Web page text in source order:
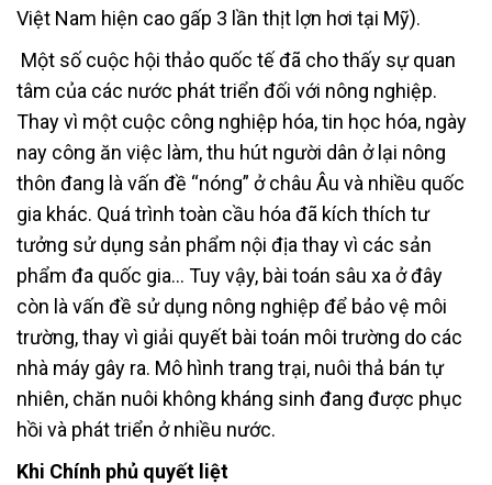
Việt Nam hiện cao gấp 3 lần thịt lợn hơi tại Mỹ).
Một số cuộc hội thảo quốc tế đã cho thấy sự quan
tâm của các nước phát triển đối với nông nghiệp.
Thay vì một cuộc công nghiệp hóa, tin học hóa, ngày
nay công ăn việc làm, thu hút người dân ở lại nông
thôn đang là vấn đề “nóng” ở châu Âu và nhiều quốc
gia khác. Quá trình toàn cầu hóa đã kích thích tư
tưởng sử dụng sản phẩm nội địa thay vì các sản
phẩm đa quốc gia… Tuy vậy, bài toán sâu xa ở đây
còn là vấn đề sử dụng nông nghiệp để bảo vệ môi
trường, thay vì giải quyết bài toán môi trường do các
nhà máy gây ra. Mô hình trang trại, nuôi thả bán tự
nhiên, chăn nuôi không kháng sinh đang được phục
hồi và phát triển ở nhiều nước.
Khi Chính phủ quyết liệt